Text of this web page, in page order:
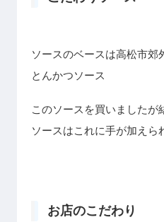
ソースのベースは高松市郊
とんかつソース
このソースを買いましたが
ソースはこれに手が加えら
お店のこだわり